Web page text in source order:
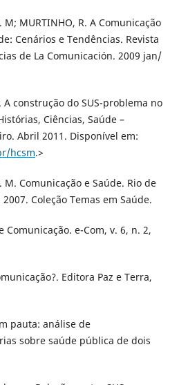
M; MURTINHO, R. A Comunicação
Cenários e Tendências. Revista
de La Comunicación. 2009 jan/
A construção do SUS-problema no
Ciências, Saúde –
Abril 2011. Disponível em:
hcsm.>
M. Comunicação e Saúde. Rio de
Coleção Temas em Saúde.
Comunicação. e-Com, v. 6, n. 2,
Editora Paz e Terra,
pauta: análise de
sobre saúde pública de dois